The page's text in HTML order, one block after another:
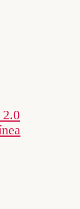
2.0